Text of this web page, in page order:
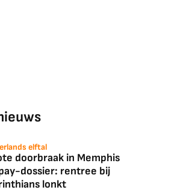
elftal
doorbraak in Memphis
dossier: rentree bij
lonkt